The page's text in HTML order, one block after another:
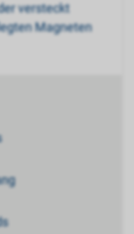
versteckt
Magneten